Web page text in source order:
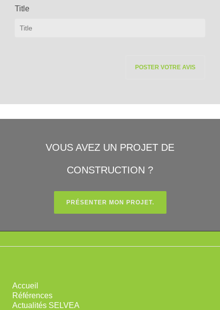
Title
VOUS AVEZ UN PROJET DE
CONSTRUCTION ?
PRÉSENTER MON PROJET.
Accueil
Références
Actualités SELVEA